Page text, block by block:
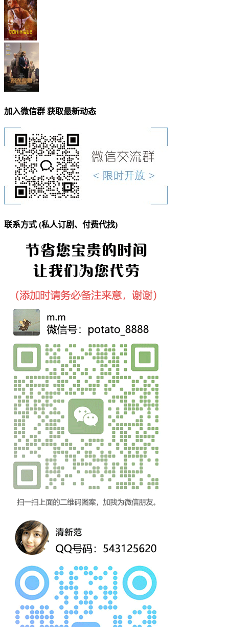
加入微信群 获取最新动态
联系方式 (私人订剧、付费代找)